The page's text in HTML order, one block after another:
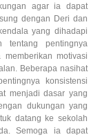
agar ia dapat
dengan Deri dan
yang dihadapi
tentang pentingnya
motivasi
Beberapa nasihat
konsistensi
menjadi dasar yang
dukungan yang
datang ke sekolah
Semoga ia dapat